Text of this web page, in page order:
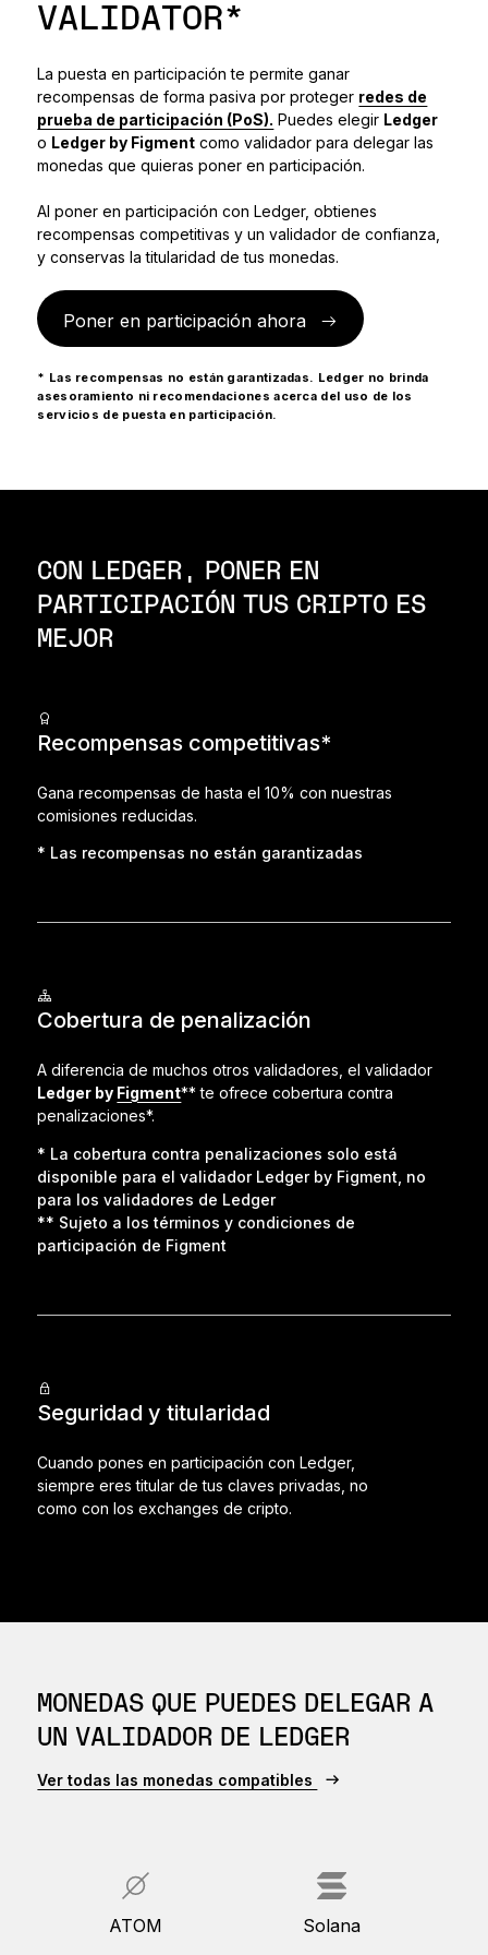
Accesorios
Ediciones limitadas
Ver todos los productos
Comparar signers Ledger
VALIDATOR*
La puesta en participación te permite ganar
recompensas de forma pasiva por proteger redes de
prueba de participación (PoS). Puedes elegir Ledger
o Ledger by Figment como validador para delegar las
monedas que quieras poner en participación.
Al poner en participación con Ledger, obtienes
recompensas competitivas y un validador de confianza,
y conservas la titularidad de tus monedas.
Poner en participación ahora
* Las recompensas no están garantizadas. Ledger no brinda
asesoramiento ni recomendaciones acerca del uso de los
servicios de puesta en participación.
CON LEDGER, PONER EN
PARTICIPACIÓN TUS CRIPTO ES
MEJOR
Recompensas competitivas*
Gana recompensas de hasta el 10% con nuestras
comisiones reducidas.
* Las recompensas no están garantizadas
Cobertura de penalización
A diferencia de muchos otros validadores, el validador
Ledger by Figment** te ofrece cobertura contra
penalizaciones*.
* La cobertura contra penalizaciones solo está
disponible para el validador Ledger by Figment, no
para los validadores de Ledger
** Sujeto a los términos y condiciones de
participación de Figment
Seguridad y titularidad
Cuando pones en participación con Ledger,
siempre eres titular de tus claves privadas, no
como con los exchanges de cripto.
MONEDAS QUE PUEDES DELEGAR A
UN VALIDADOR DE LEDGER
Ver todas las monedas compatibles
ATOM Solana